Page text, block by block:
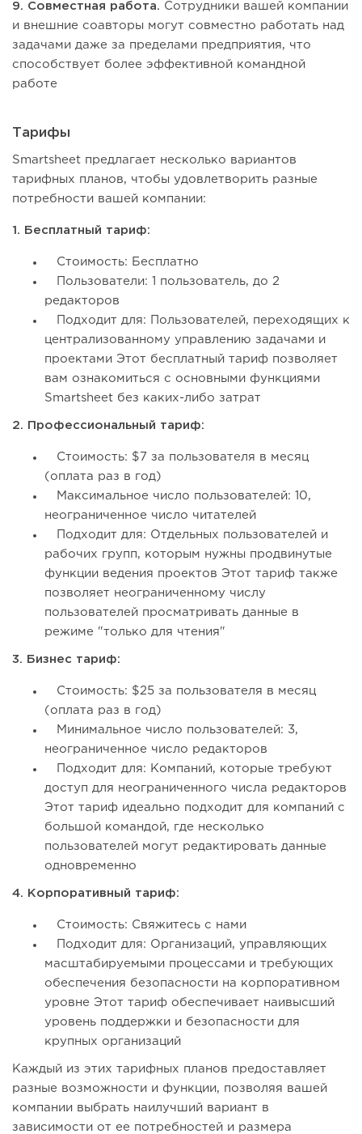
9. Совместная работа. Сотрудники вашей компании
и внешние соавторы могут совместно работать над
задачами даже за пределами предприятия, что
способствует более эффективной командной
работе
Тарифы
Smartsheet предлагает несколько вариантов
тарифных планов, чтобы удовлетворить разные
потребности вашей компании:
1. Бесплатный тариф:
Стоимость: Бесплатно
Пользователи: 1 пользователь, до 2
редакторов
Подходит для: Пользователей, переходящих к
централизованному управлению задачами и
проектами Этот бесплатный тариф позволяет
вам ознакомиться с основными функциями
Smartsheet без каких-либо затрат
2. Профессиональный тариф:
Стоимость: $7 за пользователя в месяц
(оплата раз в год)
Максимальное число пользователей: 10,
неограниченное число читателей
Подходит для: Отдельных пользователей и
рабочих групп, которым нужны продвинутые
функции ведения проектов Этот тариф также
позволяет неограниченному числу
пользователей просматривать данные в
режиме "только для чтения"
3. Бизнес тариф:
Стоимость: $25 за пользователя в месяц
(оплата раз в год)
Минимальное число пользователей: 3,
неограниченное число редакторов
Подходит для: Компаний, которые требуют
доступ для неограниченного числа редакторов
Этот тариф идеально подходит для компаний с
большой командой, где несколько
пользователей могут редактировать данные
одновременно
4. Корпоративный тариф:
Стоимость: Свяжитесь с нами
Подходит для: Организаций, управляющих
масштабируемыми процессами и требующих
обеспечения безопасности на корпоративном
уровне Этот тариф обеспечивает наивысший
уровень поддержки и безопасности для
крупных организаций
Каждый из этих тарифных планов предоставляет
разные возможности и функции, позволяя вашей
компании выбрать наилучший вариант в
зависимости от ее потребностей и размера